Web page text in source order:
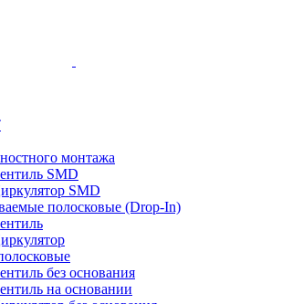
монтажа
SMD
SMD
полосковые (Drop-In)
без основания
на основании